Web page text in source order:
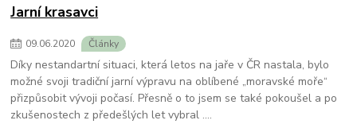
Jarní krasavci
09.06.2020 Články
Díky nestandartní situaci, která letos na jaře v ČR nastala, bylo
možné svoji tradiční jarní výpravu na oblíbené „moravské moře“
přizpůsobit vývoji počasí. Přesně o to jsem se také pokoušel a po
zkušenostech z předešlých let vybral ....